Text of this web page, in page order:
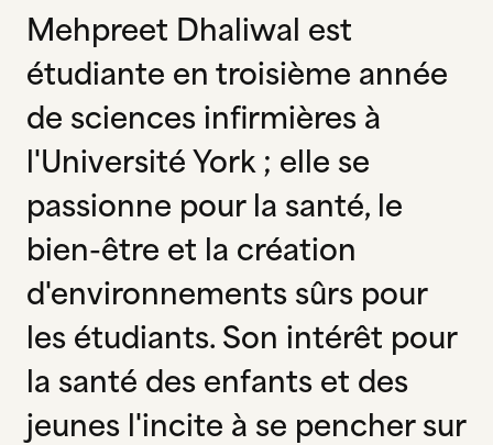
Mehpreet Dhaliwal est
étudiante en troisième année
de sciences infirmières à
l'Université York ; elle se
passionne pour la santé, le
bien-être et la création
d'environnements sûrs pour
les étudiants. Son intérêt pour
la santé des enfants et des
jeunes l'incite à se pencher sur